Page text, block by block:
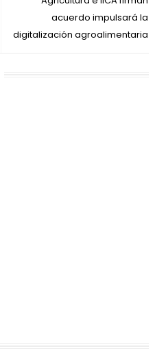
acuerdo impulsará la
digitalización agroalimentaria